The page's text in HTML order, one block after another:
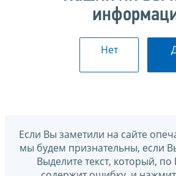
Нет
Если Вы заметили на сайте
мы будем признательны, если
Выделите текст, который,